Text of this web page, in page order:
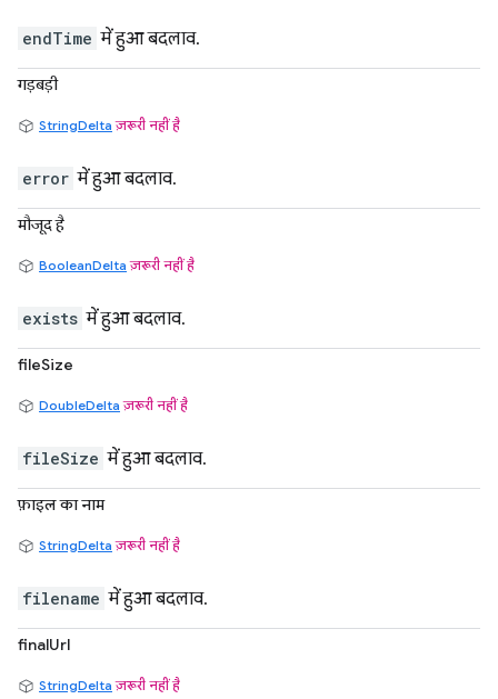
endTime में हुआ बदलाव.
गड़बड़ी
StringDelta ज़रूरी नहीं है
error में हुआ बदलाव.
मौजूद है
BooleanDelta ज़रूरी नहीं है
exists में हुआ बदलाव.
fileSize
DoubleDelta ज़रूरी नहीं है
fileSize में हुआ बदलाव.
फ़ाइल का नाम
StringDelta ज़रूरी नहीं है
filename में हुआ बदलाव.
finalUrl
StringDelta ज़रूरी नहीं है